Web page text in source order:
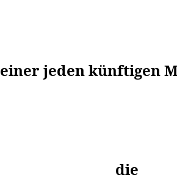
einer jeden künftigen
die